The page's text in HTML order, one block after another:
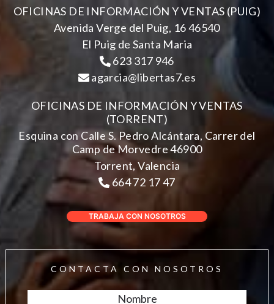
OFICINAS DE INFORMACIÓN Y VENTAS (PUIG)
Avenida Verge del Puig, 16 46540
El Puig de Santa Maria
623 317 946
agarcia@libertas7.es
OFICINAS DE INFORMACIÓN Y VENTAS
(TORRENT)
Esquina con Calle S. Pedro Alcántara, Carrer del
Camp de Morvedre 46900
Torrent, Valencia
664 72 17 47
TRABAJA CON NOSOTROS
CONTACTA CON NOSOTROS